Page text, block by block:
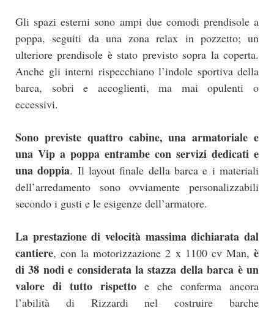
Gli spazi esterni sono ampi due comodi prendisole a
poppa, seguiti da una zona relax in pozzetto; un
ulteriore prendisole è stato previsto sopra la coperta.
Anche gli interni rispecchiano l’indole sportiva della
barca, sobri e accoglienti, ma mai opulenti o
eccessivi.
Sono previste quattro cabine, una armatoriale e
una Vip a poppa entrambe con servizi dedicati e
una doppia. Il layout finale della barca e i materiali
dell’arredamento sono ovviamente personalizzabili
secondo i gusti e le esigenze dell’armatore.
La prestazione di velocità massima dichiarata dal
cantiere, con la motorizzazione 2 x 1100 cv Man, è
di 38 nodi e considerata la stazza della barca è un
valore di tutto rispetto e che conferma ancora
l’abilità di Rizzardi nel costruire barche